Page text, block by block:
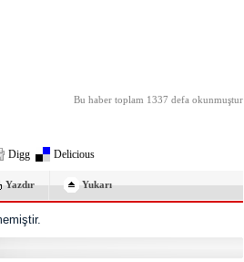
KAMPI SONA ERDİ
Bu haber toplam 1337 defa okunmuştur
Digg Delicious
Yazdır Yukarı